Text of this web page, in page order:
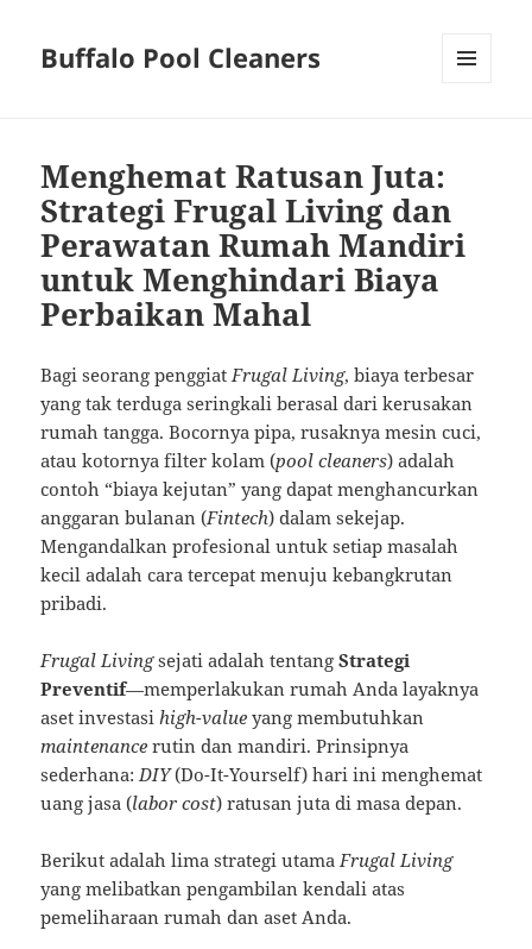
Buffalo Pool Cleaners
Menghemat Ratusan Juta:
Strategi Frugal Living dan
Perawatan Rumah Mandiri
untuk Menghindari Biaya
Perbaikan Mahal
Bagi seorang penggiatFrugal Living, biaya terbesar
yang tak terduga seringkali berasal dari kerusakan
rumah tangga. Bocornya pipa, rusaknya mesin cuci,
atau kotornya filter kolam (pool cleaners) adalah
contoh “biaya kejutan” yang dapat menghancurkan
anggaran bulanan (Fintech) dalam sekejap.
Mengandalkan profesional untuk setiap masalah
kecil adalah cara tercepat menuju kebangkrutan
pribadi.
Frugal Livingsejati adalah tentangStrategi
Preventif—memperlakukan rumah Anda layaknya
aset investasihigh-value yang membutuhkan
maintenance rutin dan mandiri. Prinsipnya
sederhana:DIY(Do-It-Yourself) hari ini menghemat
uang jasa (labor cost) ratusan juta di masa depan.
Berikut adalah lima strategi utamaFrugal Living
yang melibatkan pengambilan kendali atas
pemeliharaan rumah dan aset Anda.